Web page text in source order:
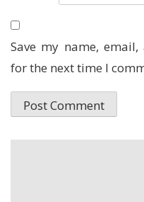
Save my name,
for the next time I